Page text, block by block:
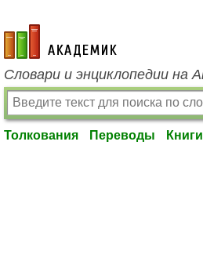
academic.ru
Словари и энциклопедии на
Толкования Переводы Книги